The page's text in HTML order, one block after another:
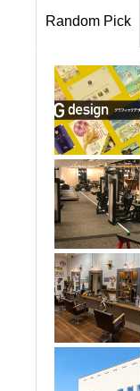
Random Pick
Up